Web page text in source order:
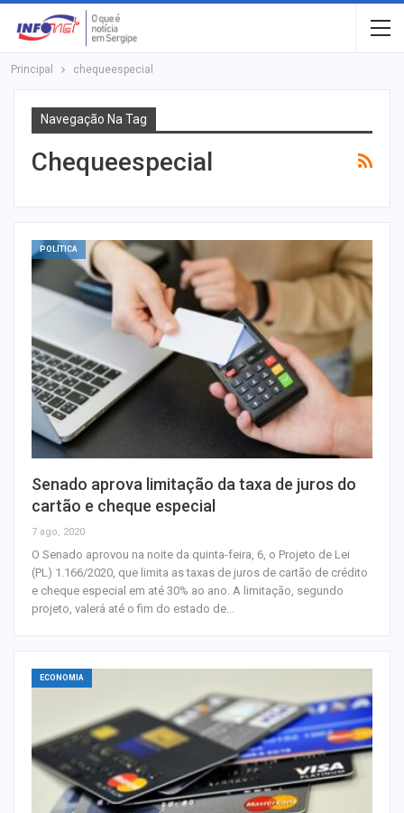
Principal chequeespecial
Navegação Na Tag
Chequeespecial
POLÍTICA
Senado aprova limitação da taxa de juros do
cartão e cheque especial
7 ago, 2020
O Senado aprovou na noite da quinta-feira, 6, o Projeto de Lei
(PL) 1.166/2020, que limita as taxas de juros de cartão de crédito
e cheque especial em até 30% ao ano. A limitação, segundo
projeto, valerá até o fim do estado de…
ECONOMIA